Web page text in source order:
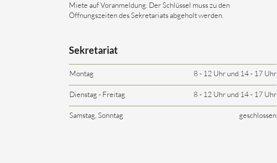
Miete auf Voranmeldung. Der Schlüssel muss zu den
Öffnungszeiten des Sekretariats abgeholt werden.
Sekretariat
Montag 8 - 12 Uhr und 14 - 17 Uhr
Dienstag - Freitag 8 - 12 Uhr und 14 - 17 Uhr
Samstag, Sonntag geschlossen